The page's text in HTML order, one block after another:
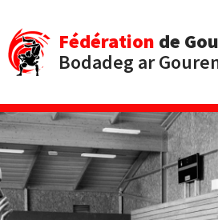
Fédération de
Bodadeg ar